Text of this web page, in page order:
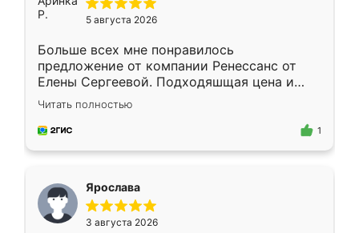
5 августа 2026
Больше всех мне понравилось
предложение от компании Ренессанс от
Елены Сергеевой. Подходяшщая цена и
короткие сроки изготовления. Приехавший
для замера сотрудник Владислав
предложил по моему эскизу самый
Читать полностью
1
Ярослава
3 августа 2026